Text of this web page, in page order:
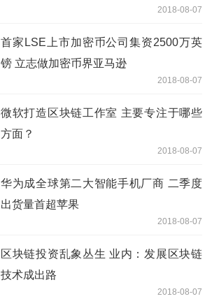
2018-08-07
首家LSE上市加密币公司集资2500万英
镑 立志做加密币界亚马逊
2018-08-07
微软打造区块链工作室 主要专注于哪些
方面？
2018-08-07
华为成全球第二大智能手机厂商 二季度
出货量首超苹果
2018-08-07
区块链投资乱象丛生 业内：发展区块链
技术成出路
2018-08-07